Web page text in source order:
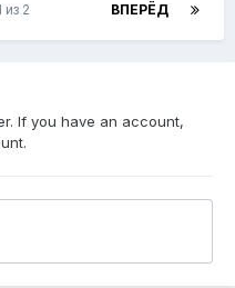
ВПЕРЁД
из 2
If you have an account,